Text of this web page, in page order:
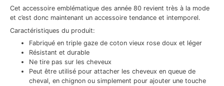
Cet accessoire emblématique des année 80 revient très à la mode
et c’est donc maintenant un accessoire tendance et intemporel.
Caractéristiques du produit:
Fabriqué en triple gaze de coton vieux rose doux et léger
Résistant et durable
Ne tire pas sur les cheveux
Peut être utilisé pour attacher les cheveux en queue de
cheval, en chignon ou simplement pour ajouter une touche